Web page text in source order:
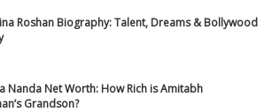
Roshan Biography: Talent, Dreams & Bollywood
Nanda Net Worth: How Rich is Amitabh
Grandson?